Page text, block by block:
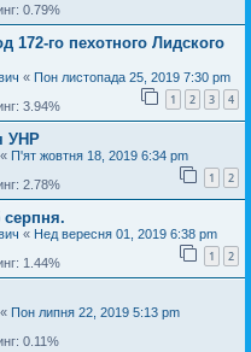
0.79%
172-го пехотного Лидского
« Пон листопада 25, 2019 7:30 pm
1 2 3 4
3.94%
УНР
П'ят жовтня 18, 2019 6:34 pm
1 2
2.78%
серпня.
« Нед вересня 01, 2019 6:38 pm
1 2
1.44%
Пон липня 22, 2019 5:13 pm
0.11%